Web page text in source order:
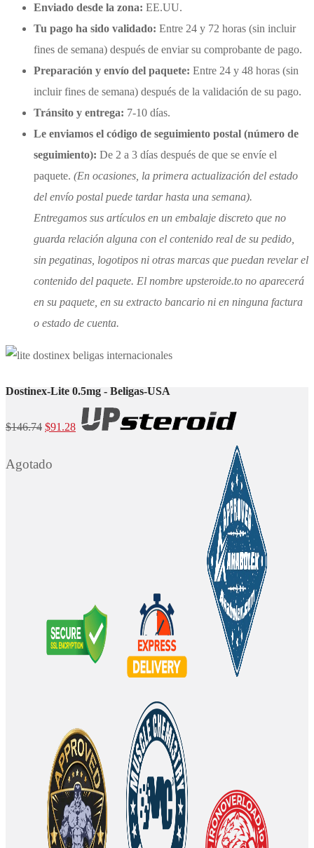
Enviado desde la zona: EE.UU.
Tu pago ha sido validado: Entre 24 y 72 horas (sin incluir
fines de semana) después de enviar su comprobante de pago.
Preparación y envío del paquete: Entre 24 y 48 horas (sin
incluir fines de semana) después de la validación de su pago.
Tránsito y entrega: 7-10 días.
Le enviamos el código de seguimiento postal (número de
seguimiento): De 2 a 3 días después de que se envíe el
paquete. (En ocasiones, la primera actualización del estado
del envío postal puede tardar hasta una semana).
Entregamos sus artículos en un embalaje discreto que no
guarda relación alguna con el contenido real de su pedido,
sin pegatinas, logotipos ni otras marcas que puedan revelar el
contenido del paquete. El nombre upsteroide.to no aparecerá
en su paquete, en su extracto bancario ni en ninguna factura
o estado de cuenta.
Dostinex-Lite 0.5mg - Beligas-USA
$146.74 El
original
$91.28El
Agotado